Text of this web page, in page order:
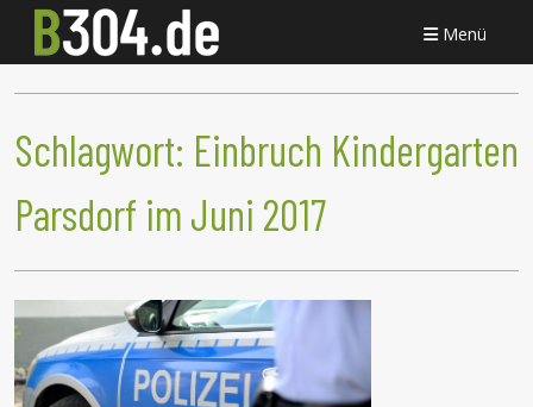
Menü
Schlagwort: Einbruch Kindergarten
Parsdorf im Juni 2017